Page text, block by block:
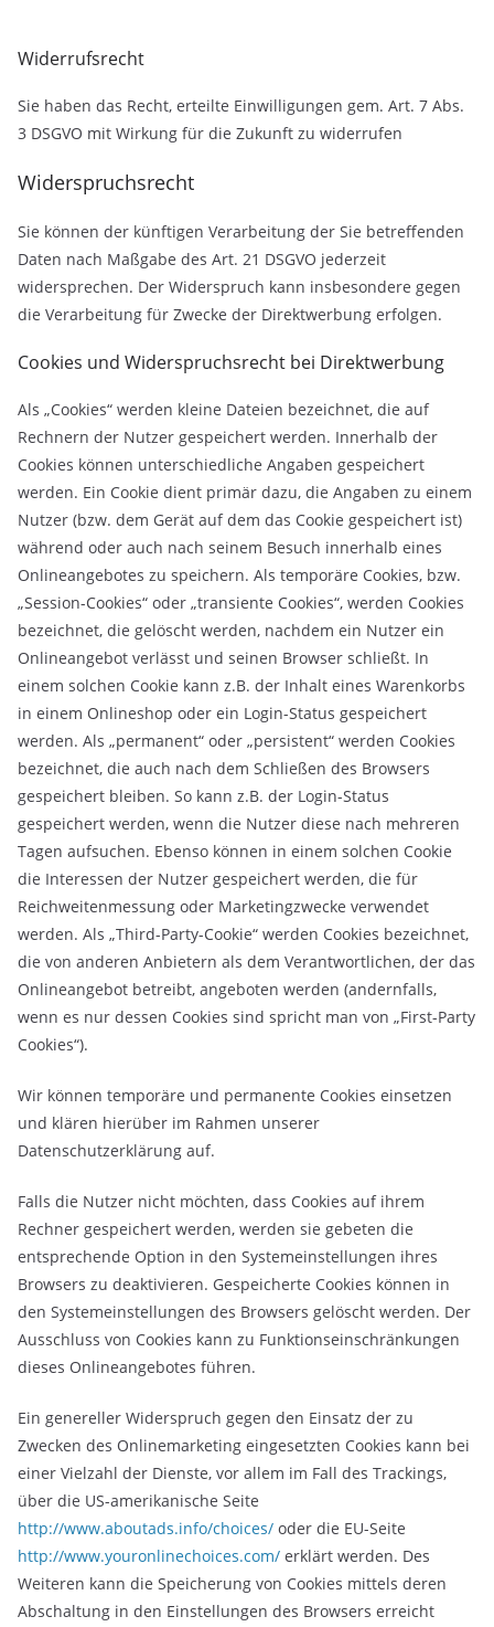
Widerrufsrecht
Sie haben das Recht, erteilte Einwilligungen gem. Art. 7 Abs.
3 DSGVO mit Wirkung für die Zukunft zu widerrufen
Widerspruchsrecht
Sie können der künftigen Verarbeitung der Sie betreffenden
Daten nach Maßgabe des Art. 21 DSGVO jederzeit
widersprechen. Der Widerspruch kann insbesondere gegen
die Verarbeitung für Zwecke der Direktwerbung erfolgen.
Cookies und Widerspruchsrecht bei Direktwerbung
Als „Cookies“ werden kleine Dateien bezeichnet, die auf
Rechnern der Nutzer gespeichert werden. Innerhalb der
Cookies können unterschiedliche Angaben gespeichert
werden. Ein Cookie dient primär dazu, die Angaben zu einem
Nutzer (bzw. dem Gerät auf dem das Cookie gespeichert ist)
während oder auch nach seinem Besuch innerhalb eines
Onlineangebotes zu speichern. Als temporäre Cookies, bzw.
„Session-Cookies“ oder „transiente Cookies“, werden Cookies
bezeichnet, die gelöscht werden, nachdem ein Nutzer ein
Onlineangebot verlässt und seinen Browser schließt. In
einem solchen Cookie kann z.B. der Inhalt eines Warenkorbs
in einem Onlineshop oder ein Login-Status gespeichert
werden. Als „permanent“ oder „persistent“ werden Cookies
bezeichnet, die auch nach dem Schließen des Browsers
gespeichert bleiben. So kann z.B. der Login-Status
gespeichert werden, wenn die Nutzer diese nach mehreren
Tagen aufsuchen. Ebenso können in einem solchen Cookie
die Interessen der Nutzer gespeichert werden, die für
Reichweitenmessung oder Marketingzwecke verwendet
werden. Als „Third-Party-Cookie“ werden Cookies bezeichnet,
die von anderen Anbietern als dem Verantwortlichen, der das
Onlineangebot betreibt, angeboten werden (andernfalls,
wenn es nur dessen Cookies sind spricht man von „First-Party
Cookies“).
Wir können temporäre und permanente Cookies einsetzen
und klären hierüber im Rahmen unserer
Datenschutzerklärung auf.
Falls die Nutzer nicht möchten, dass Cookies auf ihrem
Rechner gespeichert werden, werden sie gebeten die
entsprechende Option in den Systemeinstellungen ihres
Browsers zu deaktivieren. Gespeicherte Cookies können in
den Systemeinstellungen des Browsers gelöscht werden. Der
Ausschluss von Cookies kann zu Funktionseinschränkungen
dieses Onlineangebotes führen.
Ein genereller Widerspruch gegen den Einsatz der zu
Zwecken des Onlinemarketing eingesetzten Cookies kann bei
einer Vielzahl der Dienste, vor allem im Fall des Trackings,
über die US-amerikanische Seite
http://www.aboutads.info/choices/ oder die EU-Seite
http://www.youronlinechoices.com/ erklärt werden. Des
Weiteren kann die Speicherung von Cookies mittels deren
Abschaltung in den Einstellungen des Browsers erreicht